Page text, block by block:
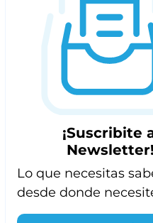
¡Suscribite
Newsletter!
Lo que necesitas
desde donde